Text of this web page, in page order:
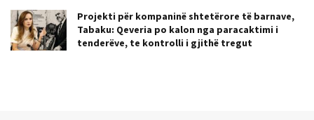
Projekti për kompaninë shtetërore të barnave,
Tabaku: Qeveria po kalon nga paracaktimi i
tenderëve, te kontrolli i gjithë tregut